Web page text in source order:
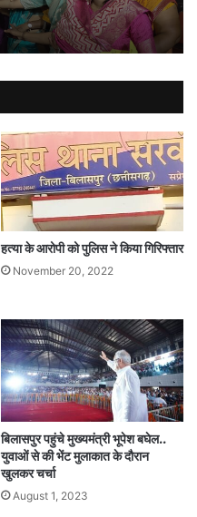
हत्या के आरोपी को पुलिस ने किया गिरिफ्तार
November 20, 2022
बिलासपुर पहुंचे मुख्यमंत्री भूपेश बघेल..
युवाओं से की भेंट मुलाकात के दौरान
खुलकर चर्चा
August 1, 2023